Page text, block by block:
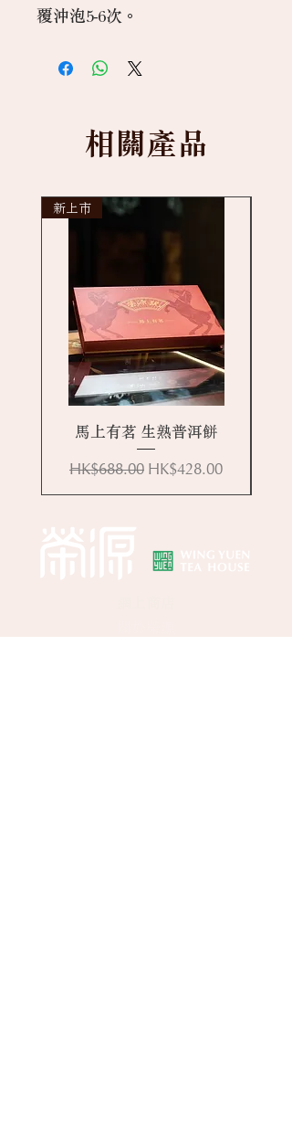
覆沖泡5-6次。
相關產品
新上市
馬上有茗 生熟普洱餅
一般價格
HK$688.00 促銷價格
HK$428.00